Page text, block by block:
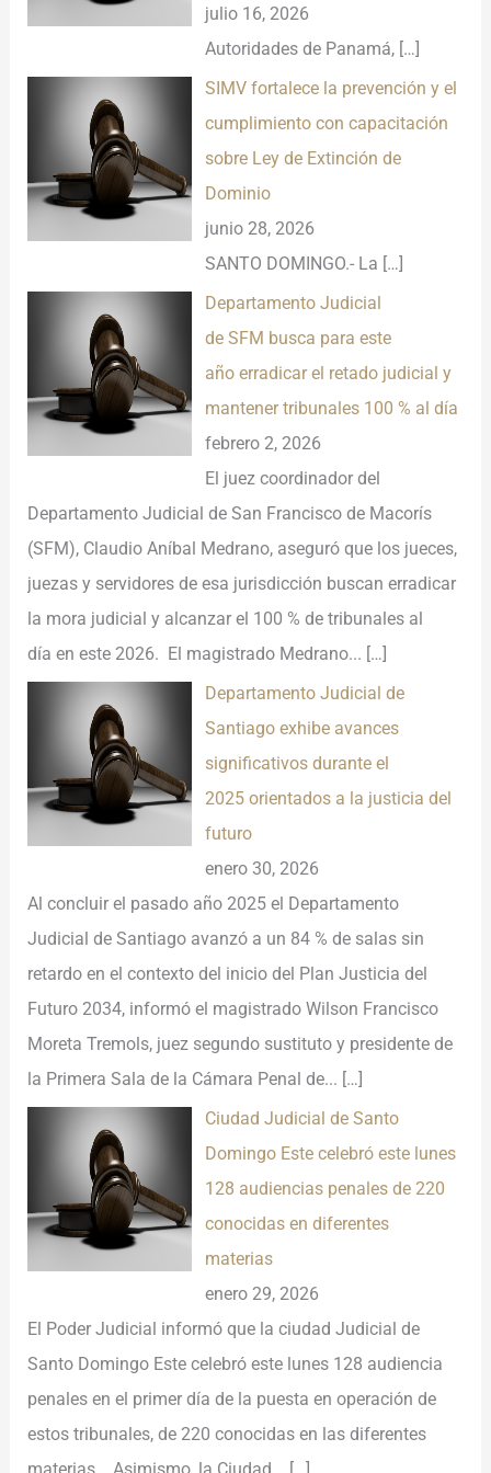
julio 16, 2026
Autoridades de Panamá, […]
SIMV fortalece la prevención y el
cumplimiento con capacitación
sobre Ley de Extinción de
Dominio
junio 28, 2026
SANTO DOMINGO.- La […]
Departamento Judicial
de SFM busca para este
año erradicar el retado judicial y
mantener tribunales 100 % al día
febrero 2, 2026
El juez coordinador del
Departamento Judicial de San Francisco de Macorís
(SFM), Claudio Aníbal Medrano, aseguró que los jueces,
juezas y servidores de esa jurisdicción buscan erradicar
la mora judicial y alcanzar el 100 % de tribunales al
día en este 2026. El magistrado Medrano... […]
Departamento Judicial de
Santiago exhibe avances
significativos durante el
2025 orientados a la justicia del
futuro
enero 30, 2026
Al concluir el pasado año 2025 el Departamento
Judicial de Santiago avanzó a un 84 % de salas sin
retardo en el contexto del inicio del Plan Justicia del
Futuro 2034, informó el magistrado Wilson Francisco
Moreta Tremols, juez segundo sustituto y presidente de
la Primera Sala de la Cámara Penal de... […]
Ciudad Judicial de Santo
Domingo Este celebró este lunes
128 audiencias penales de 220
conocidas en diferentes
materias
enero 29, 2026
El Poder Judicial informó que la ciudad Judicial de
Santo Domingo Este celebró este lunes 128 audiencia
penales en el primer día de la puesta en operación de
estos tribunales, de 220 conocidas en las diferentes